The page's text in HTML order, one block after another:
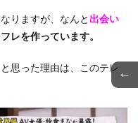
りますが、なんと 出会い
レを作っています。
思った理由は、このテレ ←